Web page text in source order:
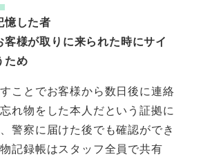
した者
様が取りに来られた時にサイ
ため
ことでお客様から数日後に連絡
れ物をした本人だという証拠に
警察に届けた後でも確認ができ
記録帳はスタッフ全員で共有